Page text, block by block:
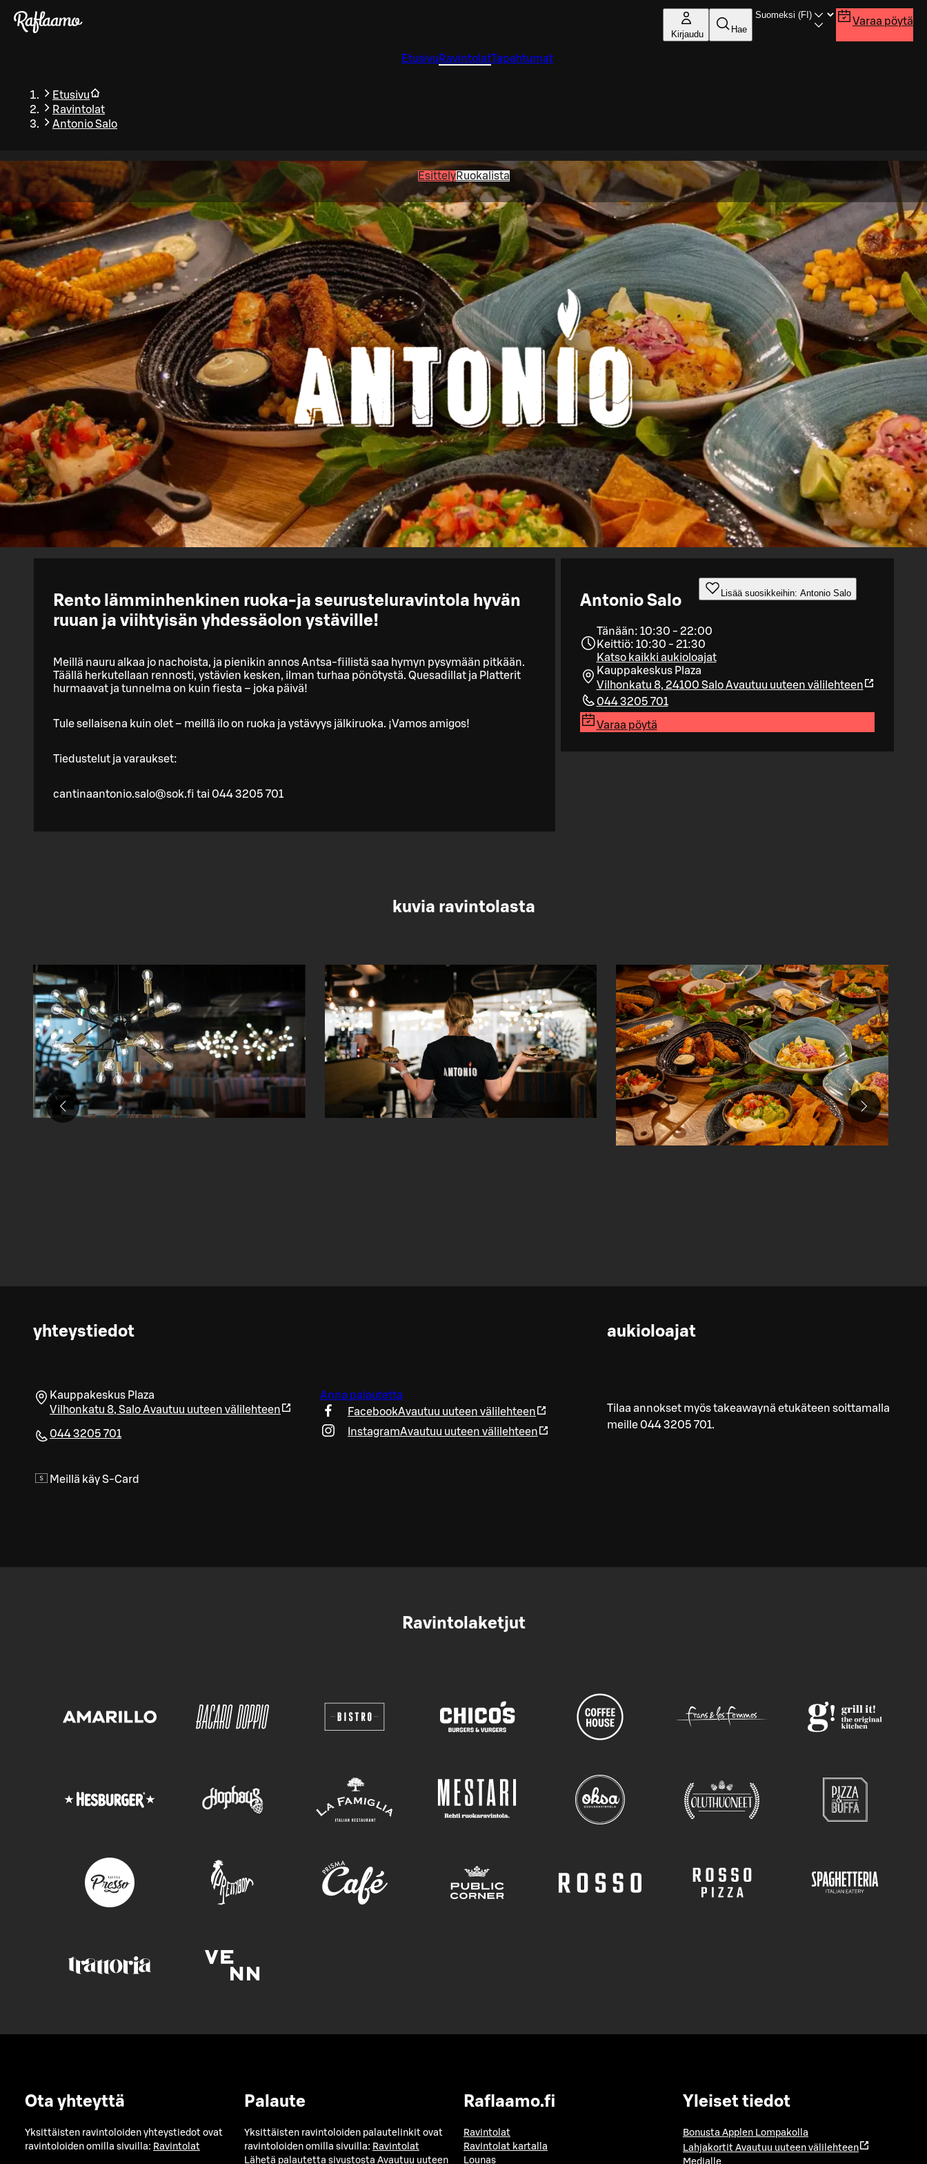
Siirry pääsisältöön
Kirjaudu Hae
Varaa pöytä
Etusivu RavintolatTapahtumat
Etusivu
Ravintolat
Antonio Salo
EsittelyRuokalista
Antonio Salo Lisää suosikkeihin: Antonio Salo
Tänään: 10:30 - 22:00
Keittiö: 10:30 - 21:30
Katso kaikki aukioloajat
Kauppakeskus Plaza
Vilhonkatu 8, 24100 Salo Avautuu uuteen välilehteen
044 3205 701
Varaa pöytä
Rento lämminhenkinen ruoka-ja seurusteluravintola hyvän
ruuan ja viihtyisän yhdessäolon ystäville!
Meillä nauru alkaa jo nachoista, ja pienikin annos Antsa-fiilistä saa hymyn pysymään pitkään.
Täällä herkutellaan rennosti, ystävien kesken, ilman turhaa pönötystä. Quesadillat ja Platterit
hurmaavat ja tunnelma on kuin fiesta – joka päivä!
Tule sellaisena kuin olet – meillä ilo on ruoka ja ystävyys jälkiruoka. ¡Vamos amigos!
Tiedustelut ja varaukset:
cantinaantonio.salo@sok.fi tai 044 3205 701
kuvia ravintolasta
yhteystiedot
Kauppakeskus Plaza
Vilhonkatu 8, SaloAvautuu uuteen välilehteen
044 3205 701
Meillä käy S-Card
Anna palautetta
FacebookAvautuu uuteen välilehteen
InstagramAvautuu uuteen välilehteen
aukioloajat
Tilaa annokset myös takeawaynä etukäteen soittamalla
meille 044 3205 701.
Ravintolaketjut
Ota yhteyttä
Yksittäisten ravintoloiden yhteystiedot ovat
ravintoloiden omilla sivuilla: Ravintolat
Palaute
Yksittäisten ravintoloiden palautelinkit ovat
ravintoloiden omilla sivuilla: Ravintolat
Lähetä palautetta sivustosta Avautuu uuteen
Raflaamo.fi
Ravintolat
Ravintolat kartalla
Lounas
Yleiset tiedot
Bonusta Applen Lompakolla
Lahjakortit Avautuu uuteen välilehteen
Medialle